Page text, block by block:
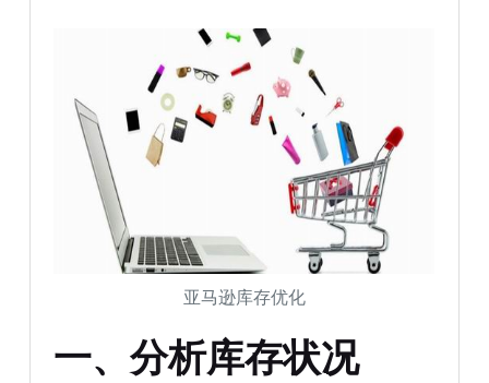
亚马逊库存优化
一、分析库存状况